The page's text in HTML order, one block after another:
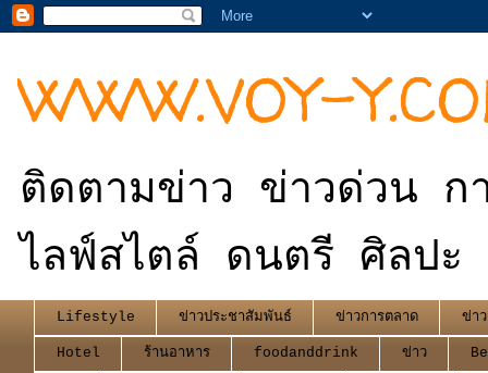
WWW.VOY-
ติดตามข่าว ข่าวด่วน ก
ไลฟ์สไตล์ ดนตรี ศิลปะ
Lifestyle ข่าวประชาสัมพันธ์ ข่าวการตลาด ข่า
Hotel ร้านอาหาร foodanddrink ข่าว